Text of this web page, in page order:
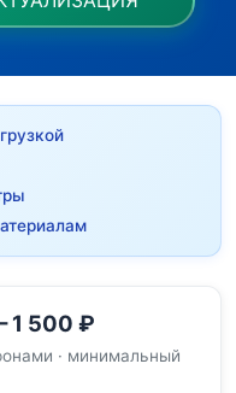
1 500 ₽
· минимальный